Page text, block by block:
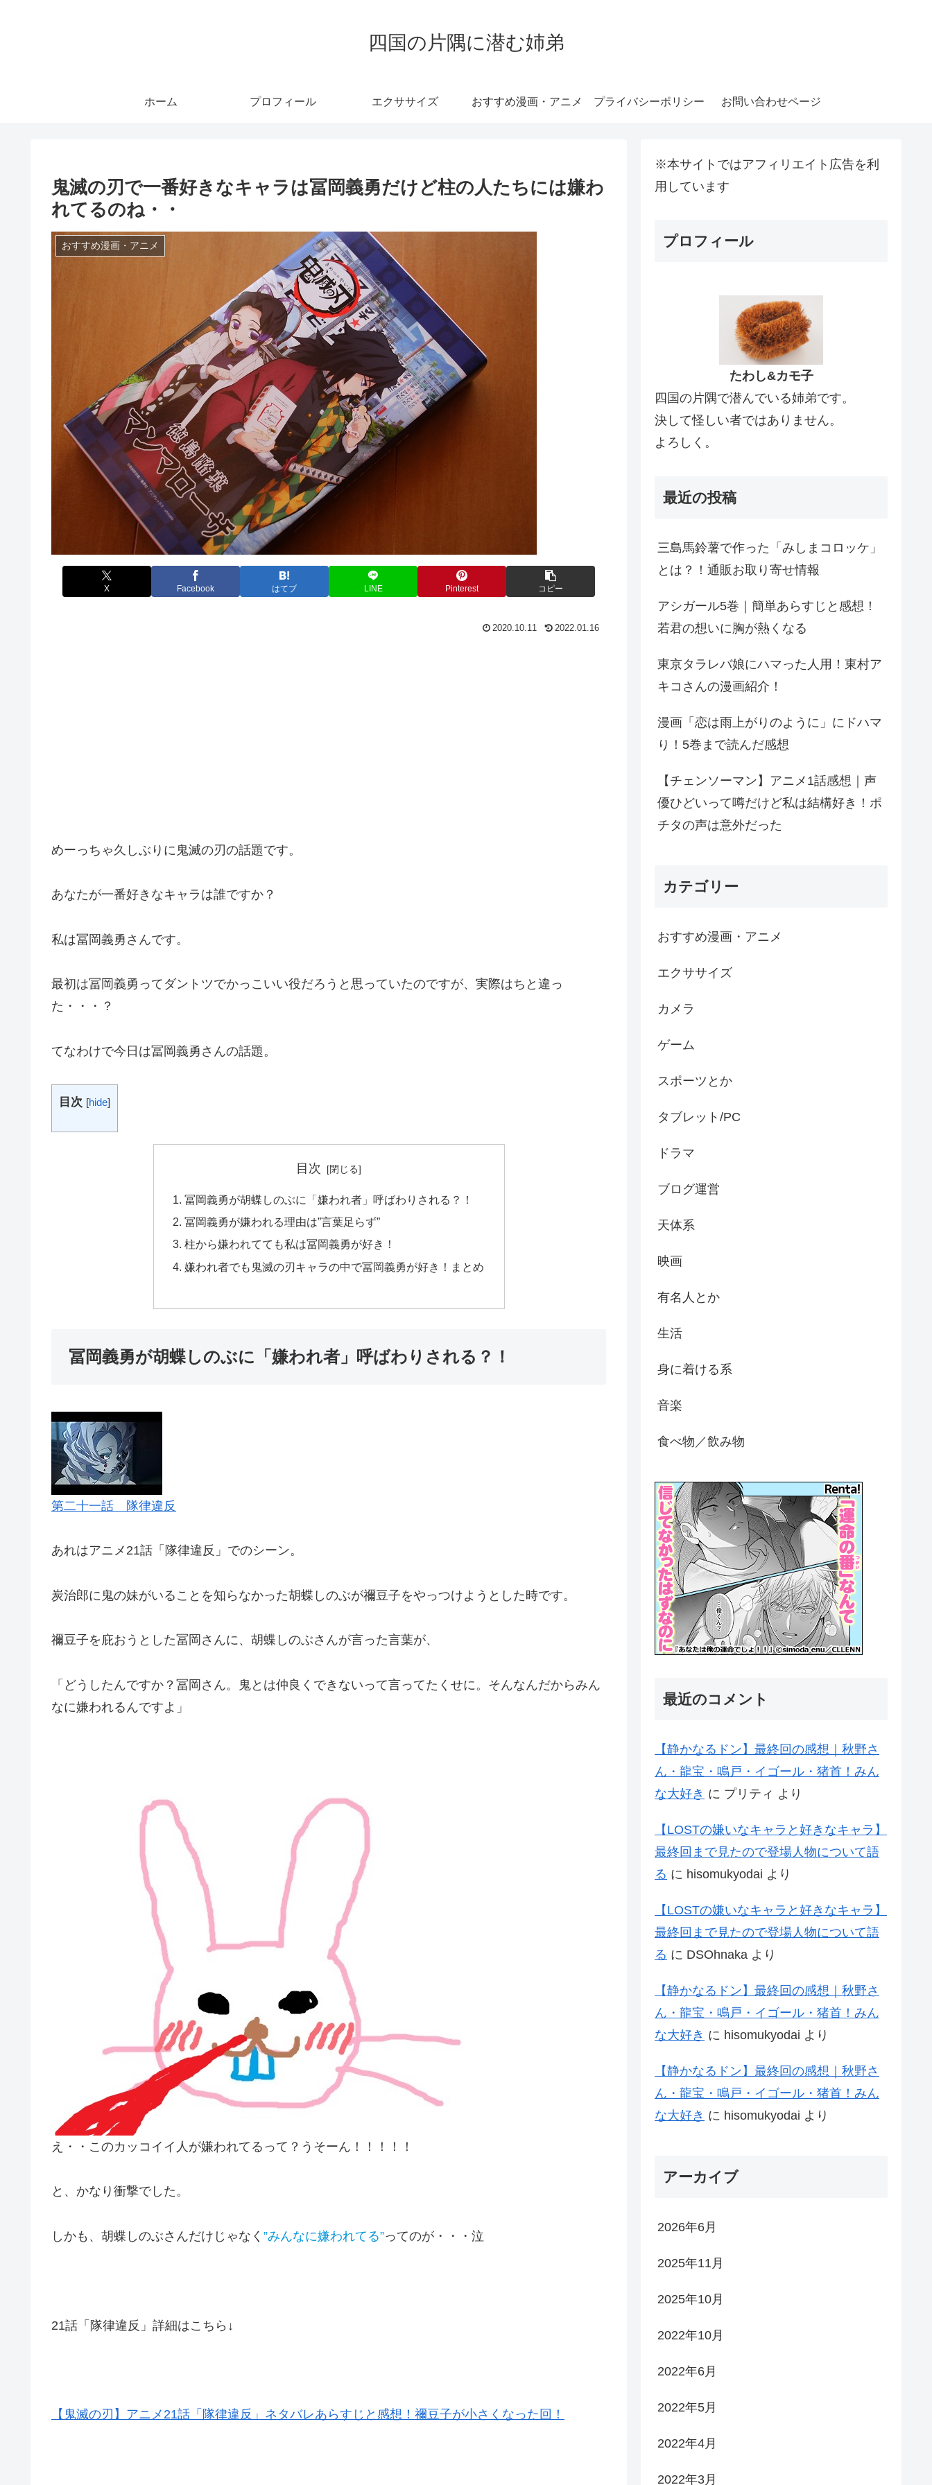
四国の片隅に潜む姉弟
ホーム プロフィール エクササイズ おすすめ漫画・アニメ プライバシーポリシー お問い合わせページ
鬼滅の刃で一番好きなキャラは冨岡義勇だけど柱の人たちには嫌わ
れてるのね・・
おすすめ漫画・アニメ
X Facebook はてブ LINE Pinterest コピー
2020.10.11 2022.01.16
めーっちゃ久しぶりに鬼滅の刃の話題です。
あなたが一番好きなキャラは誰ですか？
私は冨岡義勇さんです。
最初は冨岡義勇ってダントツでかっこいい役だろうと思っていたのですが、実際はちと違っ
た・・・？
てなわけで今日は冨岡義勇さんの話題。
目次 [hide]
目次
冨岡義勇が胡蝶しのぶに「嫌われ者」呼ばわりされる？！
冨岡義勇が嫌われる理由は”言葉足らず”
柱から嫌われてても私は冨岡義勇が好き！
嫌われ者でも鬼滅の刃キャラの中で冨岡義勇が好き！まとめ
冨岡義勇が胡蝶しのぶに「嫌われ者」呼ばわりされる？！
第二十一話 隊律違反
あれはアニメ21話「隊律違反」でのシーン。
炭治郎に鬼の妹がいることを知らなかった胡蝶しのぶが禰豆子をやっつけようとした時です。
禰豆子を庇おうとした冨岡さんに、胡蝶しのぶさんが言った言葉が、
「どうしたんですか？冨岡さん。鬼とは仲良くできないって言ってたくせに。そんなんだからみん
なに嫌われるんですよ」
え・・このカッコイイ人が嫌われてるって？うそーん！！！！！
と、かなり衝撃でした。
しかも、胡蝶しのぶさんだけじゃなく ”みんなに嫌われてる”ってのが・・・泣
21話「隊律違反」詳細はこちら↓
【鬼滅の刃】アニメ21話「隊律違反」ネタバレあらすじと感想！禰豆子が小さくなった回！
※本サイトではアフィリエイト広告を利
用しています
プロフィール
たわし&カモ子
四国の片隅で潜んでいる姉弟です。
決して怪しい者ではありません。
よろしく。
最近の投稿
三島馬鈴薯で作った「みしまコロッケ」
とは？！通販お取り寄せ情報
アシガール5巻｜簡単あらすじと感想！
若君の想いに胸が熱くなる
東京タラレバ娘にハマった人用！東村ア
キコさんの漫画紹介！
漫画「恋は雨上がりのように」にドハマ
り！5巻まで読んだ感想
【チェンソーマン】アニメ1話感想｜声
優ひどいって噂だけど私は結構好き！ポ
チタの声は意外だった
カテゴリー
おすすめ漫画・アニメ
エクササイズ
カメラ
ゲーム
スポーツとか
タブレット/PC
ドラマ
ブログ運営
天体系
映画
有名人とか
生活
身に着ける系
音楽
食べ物／飲み物
最近のコメント
【静かなるドン】最終回の感想｜秋野さ
ん・龍宝・鳴戸・イゴール・猪首！みん
な大好き に プリティ より
【LOSTの嫌いなキャラと好きなキャラ】
最終回まで見たので登場人物について語
る に hisomukyodai より
【LOSTの嫌いなキャラと好きなキャラ】
最終回まで見たので登場人物について語
る に DSOhnaka より
【静かなるドン】最終回の感想｜秋野さ
ん・龍宝・鳴戸・イゴール・猪首！みん
な大好き に hisomukyodai より
【静かなるドン】最終回の感想｜秋野さ
ん・龍宝・鳴戸・イゴール・猪首！みん
な大好き に hisomukyodai より
アーカイブ
2026年6月
2025年11月
2025年10月
2022年10月
2022年6月
2022年5月
2022年4月
2022年3月